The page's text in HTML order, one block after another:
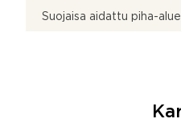
Suojaisa aidattu piha-alue